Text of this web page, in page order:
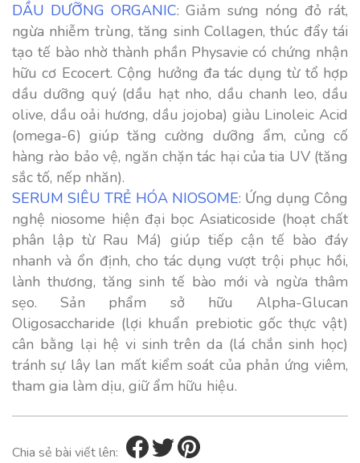
DẦU DƯỠNG ORGANIC: Giảm sưng nóng đỏ rát,
ngừa nhiễm trùng, tăng sinh Collagen, thúc đẩy tái
tạo tế bào nhờ thành phần Physavie có chứng nhận
hữu cơ Ecocert. Cộng hưởng đa tác dụng từ tổ hợp
dầu dưỡng quý (dầu hạt nho, dầu chanh leo, dầu
olive, dầu oải hương, dầu jojoba) giàu Linoleic Acid
(omega-6) giúp tăng cường dưỡng ẩm, củng cố
hàng rào bảo vệ, ngăn chặn tác hại của tia UV (tăng
sắc tố, nếp nhăn).
SERUM SIÊU TRẺ HÓA NIOSOME: Ứng dụng Công
nghệ niosome hiện đại bọc Asiaticoside (hoạt chất
phân lập từ Rau Má) giúp tiếp cận tế bào đáy
nhanh và ổn định, cho tác dụng vượt trội phục hồi,
lành thương, tăng sinh tế bào mới và ngừa thâm
sẹo. Sản phẩm sở hữu Alpha-Glucan
Oligosaccharide (lợi khuẩn prebiotic gốc thực vật)
cân bằng lại hệ vi sinh trên da (lá chắn sinh học)
tránh sự lây lan mất kiểm soát của phản ứng viêm,
tham gia làm dịu, giữ ẩm hữu hiệu.
Chia sẻ bài viết lên: